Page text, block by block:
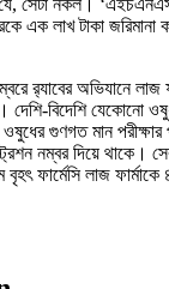
এক লাখ টাকা জরিমানা
র‌্যাবের অভিযানে লাজ
দেশি-বিদেশি যেকোনো
গুণগত মান
নম্বর দিয়ে থাকে।
ফার্মেসি লাজ